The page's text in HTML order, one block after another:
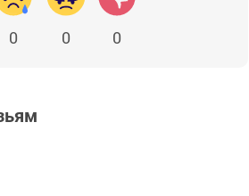
0 0 0